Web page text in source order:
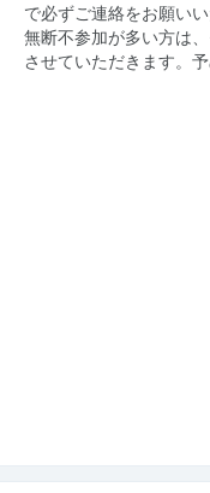
で必ずご連絡をお願いい
無断不参加が多い方は
させていただきます。